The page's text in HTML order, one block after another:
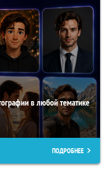
в любой тематике
ПОДРОБНЕЕ